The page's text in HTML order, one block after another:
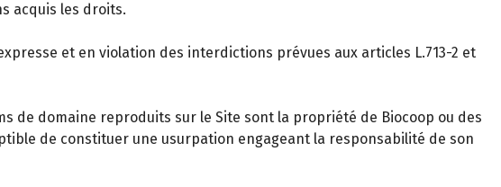
acquis les droits.
et en violation des interdictions prévues aux articles L.713-2 et
de domaine reproduits sur le Site sont la propriété de Biocoop ou des
de constituer une usurpation engageant la responsabilité de son